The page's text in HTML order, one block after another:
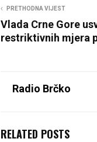
PRETHODNA VIJEST
Vlada Crne Gore
restriktivnih mjera
Radio Brčko
RELATED POSTS